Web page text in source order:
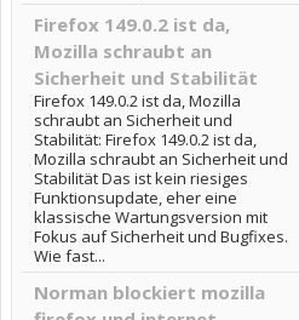
Firefox 149.0.2 ist da,
Mozilla schraubt an
Sicherheit und Stabilität
Firefox 149.0.2 ist da, Mozilla
schraubt an Sicherheit und
Stabilität: Firefox 149.0.2 ist da,
Mozilla schraubt an Sicherheit und
Stabilität Das ist kein riesiges
Funktionsupdate, eher eine
klassische Wartungsversion mit
Fokus auf Sicherheit und Bugfixes.
Wie fast...
Norman blockiert mozilla